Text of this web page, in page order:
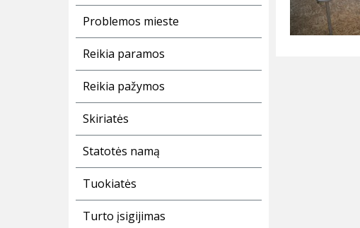
Problemos mieste
Reikia paramos
Reikia pažymos
Skiriatės
Statotės namą
Tuokiatės
Turto įsigijimas